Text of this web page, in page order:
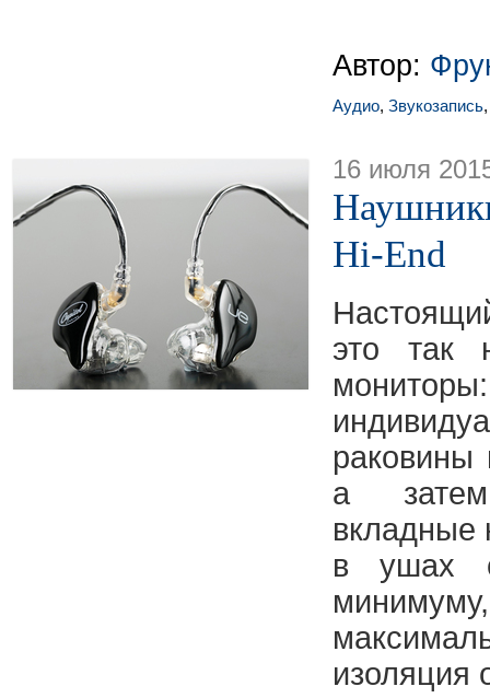
Автор:
Аудио, Звукозапись
16 июля
Hi-End
это так
раковины
а
вкладные
в ушах
изоляция